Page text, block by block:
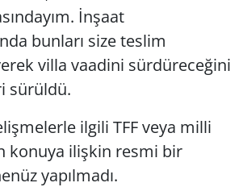
İnşaat
bunları size teslim
villa vaadini sürdüreceğini
sürüldü.
ilgili TFF veya milli
konuya ilişkin resmi bir
yapılmadı.